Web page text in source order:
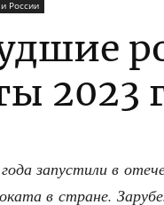
России
2023
запу­сти­ли в
в стране.